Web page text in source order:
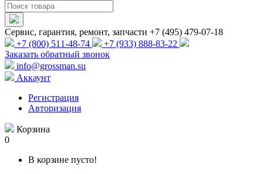
Сервис, гарантия, ремонт, запчасти +7 (495) 479-07-18
+7 (800) 511-48-74
+7 (933) 888-83-22
Заказать обратный звонок
info@grossman.su
Аккаунт
Регистрация
Авторизация
Корзина
0
В корзине пусто!